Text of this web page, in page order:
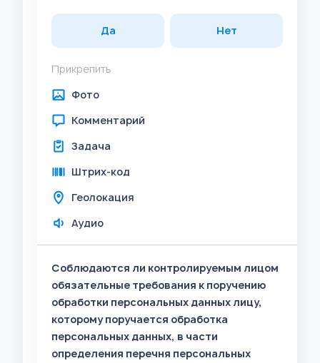
Да Нет
Прикрепить
Фото
Комментарий
Задача
Штрих-код
Геолокация
Аудио
Соблюдаются ли контролируемым лицом
обязательные требования к поручению
обработки персональных данных лицу,
которому поручается обработка
персональных данных, в части
определения перечня персональных